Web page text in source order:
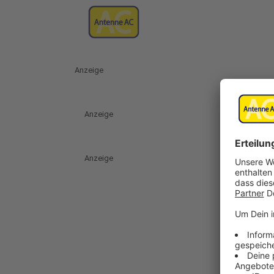
Anzeige
Anzeige
Anzeige